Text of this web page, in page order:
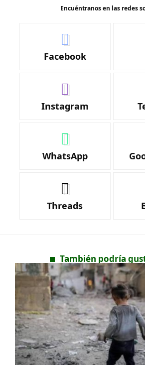
Encuéntranos en las redes
Facebook
Instagram
WhatsApp
Threads
También podría